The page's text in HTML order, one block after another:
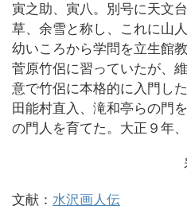
寅之助、寅八。別号に天文
草、余雪と称し、これに山
幼いころから学問を立生館
菅原竹侶に習っていたが、
意で竹侶に本格的に入門し
田能村直入、滝和亭らの門
の門人を育てた。大正９年
文献： 水沢画人伝